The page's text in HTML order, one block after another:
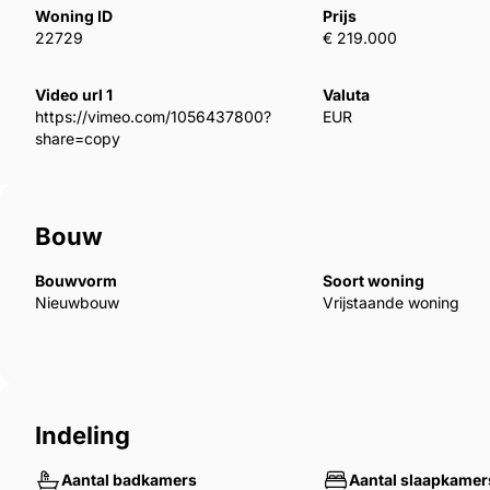
Het MYNE Co-Ownership Concept:
onderhoud
Ongekende luxe – Designerinterieurs,
Een vakantie-ervaring speciaal voor jou:
Kamers: 6 | Slaapkamers: 3+1 | Badkamers: 5,5
Woning ID
22729
Prijs
€ 219.000
Video url 1
https://vimeo.com/1056437800?
share=copy
Valuta
EUR
Bouw
Bouwvorm
Nieuwbouw
Soort woning
Vrijstaande woning
Indeling
Aantal badkamers
Aantal